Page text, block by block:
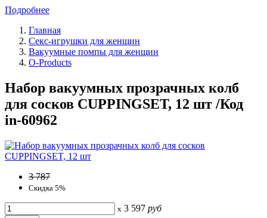
Подробнее
Главная
Секс-игрушки для женщин
Вакуумные помпы для женщин
O-Products
Набор вакуумных прозрачных колб
для сосков CUPPINGSET, 12 шт /Код
in-60962
3 787
Скидка 5%
x 3 597 руб